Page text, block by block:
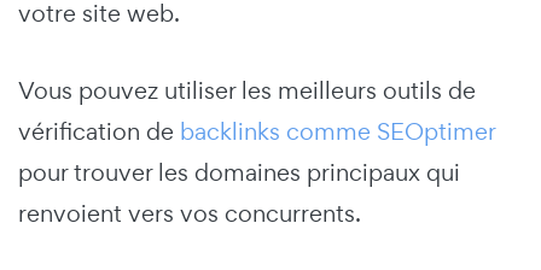
votre site web.
Vous pouvez utiliser les meilleurs outils de
vérification de backlinks comme SEOptimer
pour trouver les domaines principaux qui
renvoient vers vos concurrents.